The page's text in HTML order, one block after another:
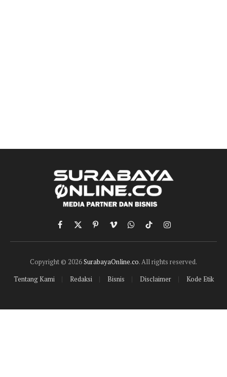
Facebook
X
(Twitter)
PinterestVimeoWhatsApp
TikTokInstagram
Copyright © 2026SurabayaOnline.co. All rights reserved.
Tentang Kami
Redaksi Bisnis Disclaimer Kode Etik